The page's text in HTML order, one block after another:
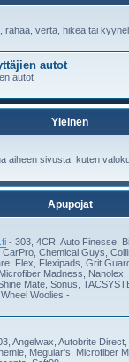
rahaa, verta, hikeä tai
autot
autot
Yleinen
aiheen sivusta, kuten
Apupojat
- 303, 4CR, Auto Finesse,
CarPro, Chemical Guys,
Flex, Flexipads, Grit
Madness,
Mate, Sonüs,
Woolies -
Angelwax, Autobrite
Meguiar's, Microfiber